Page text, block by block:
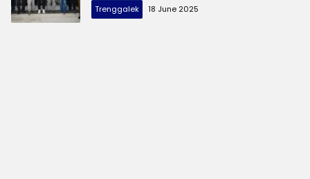
Trenggalek 18 June 2025